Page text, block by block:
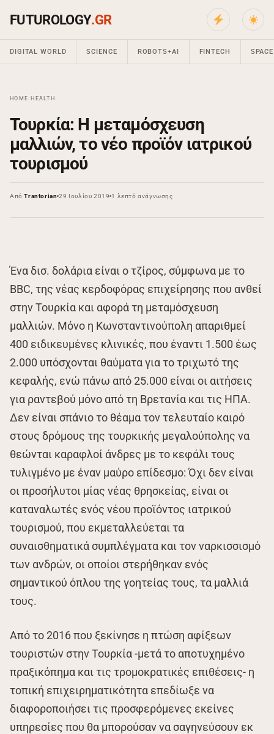
FUTUROLOGY.GR
DIGITAL WORLD SCIENCE ROBOTS+AI FINTECH SPACE
HOME HEALTH
Τουρκία: Η μεταμόσχευση
μαλλιών, το νέο προϊόν ιατρικού
τουρισμού
ΑπόTrantorian 29 Ιουλίου 2019 1 λεπτό ανάγνωσης
Ένα δισ. δολάρια είναι ο τζίρος, σύμφωνα με το
BBC, της νέας κερδοφόρας επιχείρησης που ανθεί
στην Τουρκία και αφορά τη μεταμόσχευση
μαλλιών. Μόνο η Κωνσταντινούπολη απαριθμεί
400 ειδικευμένες κλινικές, που έναντι 1.500 έως
2.000 υπόσχονται θαύματα για το τριχωτό της
κεφαλής, ενώ πάνω από 25.000 είναι οι αιτήσεις
για ραντεβού μόνο από τη Βρετανία και τις ΗΠΑ.
Δεν είναι σπάνιο το θέαμα τον τελευταίο καιρό
στους δρόμους της τουρκικής μεγαλούπολης να
θεώνται καραφλοί άνδρες με το κεφάλι τους
τυλιγμένο με έναν μαύρο επίδεσμο: Όχι δεν είναι
οι προσήλυτοι μίας νέας θρησκείας, είναι οι
καταναλωτές ενός νέου προϊόντος ιατρικού
τουρισμού, που εκμεταλλεύεται τα
συναισθηματικά συμπλέγματα και τον ναρκισσισμό
των ανδρών, οι οποίοι στερήθηκαν ενός
σημαντικού όπλου της γοητείας τους, τα μαλλιά
τους.
Από το 2016 που ξεκίνησε η πτώση αφίξεων
τουριστών στην Τουρκία -μετά το αποτυχημένο
πραξικόπημα και τις τρομοκρατικές επιθέσεις- η
τοπική επιχειρηματικότητα επεδίωξε να
διαφοροποιήσει τις προσφερόμενες εκείνες
υπηρεσίες που θα μπορούσαν να σαγηνεύσουν εκ